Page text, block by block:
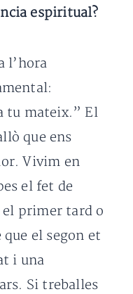
espiritual?
l’hora
tu mateix.” El
que ens
Vivim en
el fet de
el primer tard o
el segon et
i una
Si treballes